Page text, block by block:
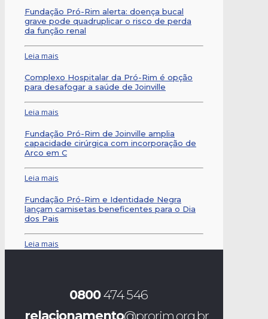
Fundação Pró-Rim alerta: doença bucal
grave pode quadruplicar o risco de perda
da função renal
Leia mais
Complexo Hospitalar da Pró-Rim é opção
para desafogar a saúde de Joinville
Leia mais
Fundação Pró-Rim de Joinville amplia
capacidade cirúrgica com incorporação de
Arco em C
Leia mais
Fundação Pró-Rim e Identidade Negra
lançam camisetas beneficentes para o Dia
dos Pais
Leia mais
0800474 546
relacionamento@prorim.org.br